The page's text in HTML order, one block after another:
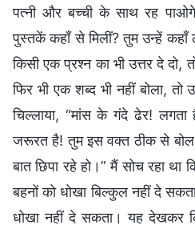
पत्नी और बच्ची के साथ रह
पुस्तकें कहाँ से मिलीं? तुम उन्हें
किसी एक प्रश्न का भी उत्तर दे दो,
फिर भी एक शब्द भी नहीं बोला, तो
चिल्लाया, “मांस के गंदे ढेर! लगता
जरूरत है! तुम इस वक्त ठीक से बोल
बात छिपा रहे हो।” मैं सोच रहा था
बहनों को धोखा बिल्कुल नहीं दे
धोखा नहीं दे सकता। यह देखकर